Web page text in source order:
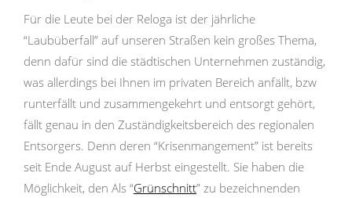
Für die Leute bei der Reloga ist der jährliche
“Laubüberfall” auf unseren Straßen kein großes Thema,
denn dafür sind die städtischen Unternehmen zuständig,
was allerdings bei Ihnen im privaten Bereich anfällt, bzw
runterfällt und zusammengekehrt und entsorgt gehört,
fällt genau in den Zuständigkeitsbereich des regionalen
Entsorgers. Denn deren “Krisenmangement” ist bereits
seit Ende August auf Herbst eingestellt. Sie haben die
Möglichkeit, den Als “Grünschnitt” zu bezeichnenden